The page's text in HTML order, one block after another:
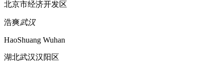
北京市经济开发区
浩爽武汉
HaoShuang Wuhan
湖北武汉汉阳区